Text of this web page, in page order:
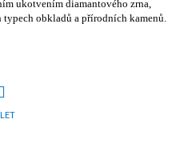
ukotvením diamantového zrna,
obkladů a přírodních kamenů.